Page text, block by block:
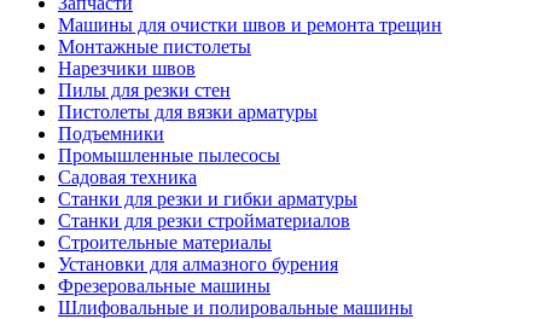
Машины для очистки швов и ремонта трещин
Монтажные пистолеты
Нарезчики швов
Пилы для резки стен
Пистолеты для вязки арматуры
Подъемники
Промышленные пылесосы
Садовая техника
Станки для резки и гибки арматуры
Станки для резки стройматериалов
Строительные материалы
Установки для алмазного бурения
Фрезеровальные машины
Шлифовальные и полировальные машины